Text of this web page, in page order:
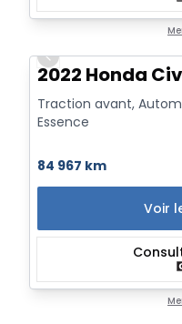
Previous slide
2022 Honda
Traction avant,
Essence
84 967 km
Voir